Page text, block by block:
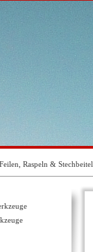
Feilen, Raspeln & Stechbeitel